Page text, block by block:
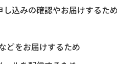
込みの確認やお届けするため
どをお届けするため